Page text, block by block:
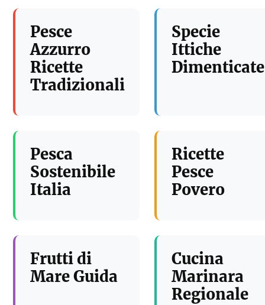
Pesce
Azzurro
Ricette
Tradizionali
Specie
Ittiche
Dimenticate
Pesca
Sostenibile
Italia
Ricette
Pesce
Povero
Frutti di
Mare Guida
Cucina
Marinara
Regionale